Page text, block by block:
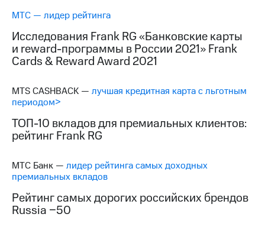
МТС — лидер рейтинга
Исследования Frank RG «Банковские карты
и reward-программы в России 2021» Frank
Cards & Reward Award 2021
MTS CASHBACK — лучшая кредитная карта с льготным
периодом>
ТОП-10 вкладов для премиальных клиентов:
рейтинг Frank RG
МТС Банк — лидер рейтинга самых доходных
премиальных вкладов
Рейтинг самых дорогих российских брендов
Russia −50